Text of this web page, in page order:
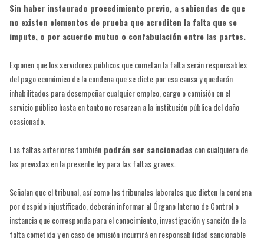
Sin haber instaurado procedimiento previo, a sabiendas de que
no existen elementos de prueba que acrediten la falta que se
impute, o por acuerdo mutuo o confabulación entre las partes.
Exponen que los servidores públicos que cometan la falta serán responsables
del pago económico de la condena que se dicte por esa causa y quedarán
inhabilitados para desempeñar cualquier empleo, cargo o comisión en el
servicio público hasta en tanto no resarzan a la institución pública del daño
ocasionado.
Las faltas anteriores tambiénpodrán ser sancionadas con cualquiera de
las previstas en la presente ley para las faltas graves.
Señalan que el tribunal, así como los tribunales laborales que dicten la condena
por despido injustificado, deberán informar al Órgano Interno de Control o
instancia que corresponda para el conocimiento, investigación y sanción de la
falta cometida y en caso de omisión incurrirá en responsabilidad sancionable